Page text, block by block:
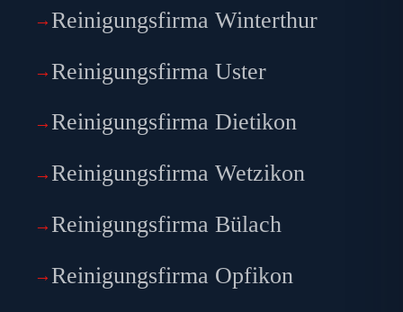
Reinigungsfirma Winterthur
Reinigungsfirma Uster
Reinigungsfirma Dietikon
Reinigungsfirma Wetzikon
Reinigungsfirma Bülach
Reinigungsfirma Opfikon